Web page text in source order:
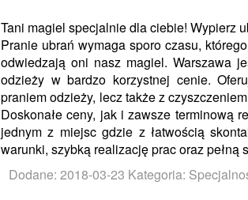
Tani magiel specjalnie dla ciebie! Wypierz
Pranie ubrań wymaga sporo czasu,
odwiedzają oni nasz magiel. Warszawa
odzieży w bardzo korzystnej cenie.
praniem odzieży, lecz także z
Doskonałe ceny, jak i zawsze terminową
jednym z miejsc gdzie z łatwością
warunki, szybką realizację prac oraz pełną
Dodane: 2018-03-23 Kategoria: